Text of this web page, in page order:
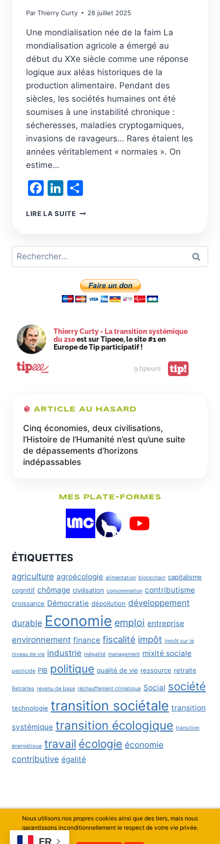
ParThierry Curty 28 juillet 2025
Une mondialisation née de la faim La
mondialisation agricole a émergé au
début du XXe siècle comme une réponse
logique aux aléas historiques de la
production alimentaire. Pendant des
siècles, les sociétés humaines ont été
soumises à une instabilité chronique :
sécheresses, maladies cryptogamiques,
invasions de ravageurs… Rares étaient les
années véritablement « normales ». On
estime…
Facebook
LinkedIn
LIRE LA SUITEREPENSER
SÉCURITÉ
ALIMENTAIRE
À
DES
TERRITOIRES
Rechercher :
Thierry Curty - La transition systémique
du 21eest sur Tipeee, le site #1 en
Europe de Tip participatif !
9 tipeurs tip!
ARTICLE AU HASARD
Cinq économies, deux civilisations,
l’Histoire de l’Humanité n’est qu’une suite
de dépassements d’horizons
indépassables
MES PLATE-FORMES
ÉTIQUETTES
agriculture agroécologie alimentation blockchain capitalisme
cognitif chômage civilisation consommation contributisme
croissance Démocratie dépollution développement
durable Economie emploi entreprise
environnement finance fiscalité impôt impôt sur le
niveau de vie industrie inégalité management mixité sociale
pesticide PIB politique qualité de vie ressource retraite
Retraites revenu de base réchauffement climatique Social société
technologie transition sociétale transition
systémique transition écologique transition
énergétique travail écologie économie
contributive égalité
© 2026 Thierry Curty - Thème WordPress par
FR
Nous utilisons nos propres cookies ainsi que des tiers, mais nous
garantissons inconditionnellement le respect de votre vie privée.